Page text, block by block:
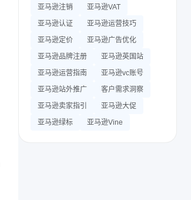
亚马逊注销
亚马逊VAT
亚马逊认证
亚马逊运营技巧
亚马逊定价
亚马逊广告优化
亚马逊品牌注册
亚马逊英国站
亚马逊运营指南
亚马逊vc账号
亚马逊站外推广
客户需求洞察
亚马逊卖家指引
亚马逊大促
亚马逊绿标
亚马逊Vine